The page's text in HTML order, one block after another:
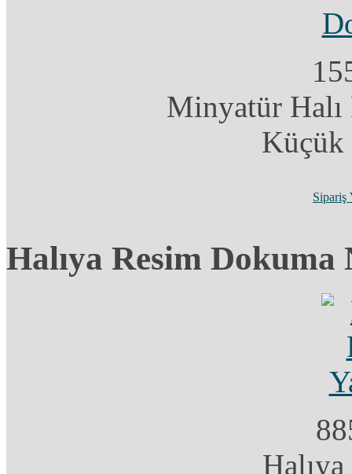
Minyatür
Küçük
Sipariş
Halıya Resim Dokuma